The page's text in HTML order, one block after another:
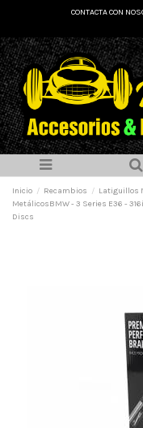
CONTACTA CON
Inicio Recambios Latiguillos
MetálicosBMW - 3 Series E36 -
Discs